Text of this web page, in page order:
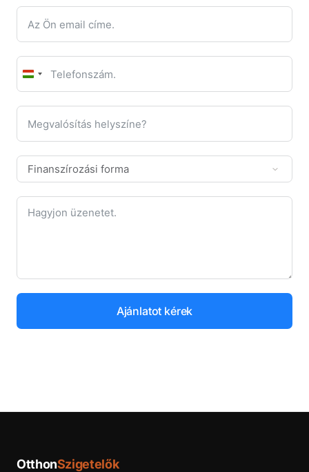
Hungary
Ajánlatot kérek
OtthonSzigetelők